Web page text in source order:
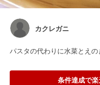
カクレガニ
パスタの代わりに水菜とえの
条件達成で楽